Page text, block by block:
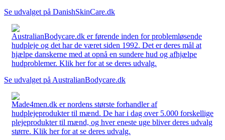
Se udvalget på DanishSkinCare.dk
AustralianBodycare.dk er førende inden for problemløsende
hudpleje og det har de været siden 1992. Det er deres mål at
hjælpe danskerne med at opnå en sundere hud og afhjælpe
hudproblemer. Klik her for at se deres udvalg.
Se udvalget på AustralianBodycare.dk
Made4men.dk er nordens største forhandler af
hudplejeprodukter til mænd. De har i dag over 5.000 forskellige
plejeprodukter til mænd, og hver eneste uge bliver deres udvalg
større. Klik her for at se deres udvalg.